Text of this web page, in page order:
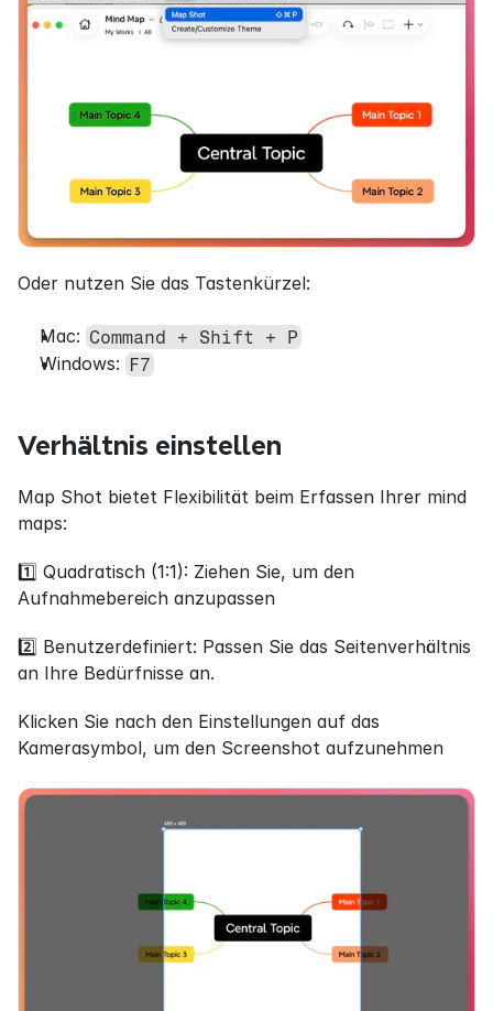
Oder nutzen Sie das Tastenkürzel:
Mac: Command + Shift + P
Windows: F7
Verhältnis einstellen
Map Shot bietet Flexibilität beim Erfassen Ihrer mind
maps:
1️⃣ Quadratisch (1:1): Ziehen Sie, um den
Aufnahmebereich anzupassen
2️⃣ Benutzerdefiniert: Passen Sie das Seitenverhältnis
an Ihre Bedürfnisse an.
Klicken Sie nach den Einstellungen auf das
Kamerasymbol, um den Screenshot aufzunehmen